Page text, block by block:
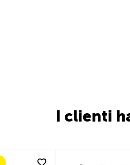
I clienti